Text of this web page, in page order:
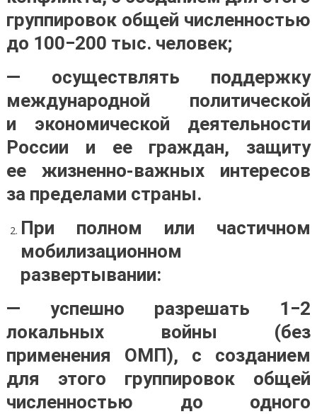
группировок общей численностью
до 100−200 тыс. человек;
— осуществлять поддержку
международной политической
и экономической деятельности
России и ее граждан, защиту
ее жизненно-важных интересов
за пределами страны.
При полном или частичном
мобилизационном
развертывании:
— успешно разрешать 1−2
локальных войны (без
применения ОМП), с созданием
для этого группировок общей
численностью до одного